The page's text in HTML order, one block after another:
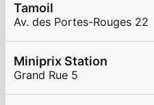
Tamoil
Av. des Portes-Rouges 22
Miniprix Station
Grand Rue 5